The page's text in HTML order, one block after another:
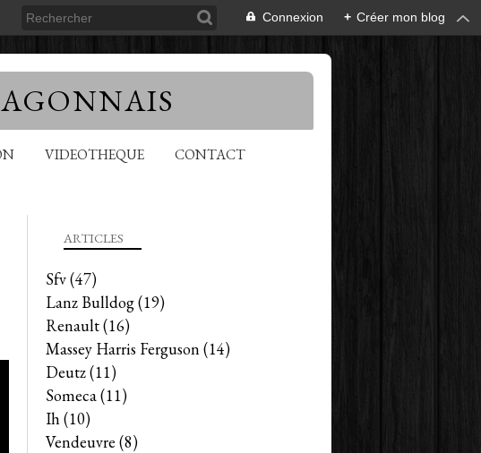
Connexion + Créer mon blog
VIDEOTHEQUE CONTACT
ARTICLES
Sfv(47)
Lanz Bulldog(19)
Renault(16)
Massey Harris Ferguson(14)
Deutz(11)
Someca(11)
Ih(10)
Vendeuvre (8)